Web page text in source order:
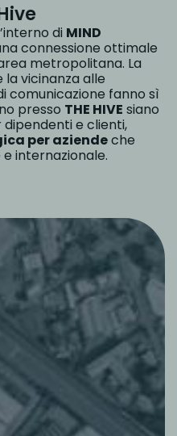
di MIND
connessione ottimale
metropolitana. La
la vicinanza alle
comunicazione fanno sì
presso THE HIVE siano
e clienti,
per aziendeche
internazionale.